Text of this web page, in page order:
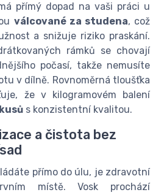
přímý dopad na vaši práci u
válcované za studena, což
a snižuje riziko praskání.
rámků se chovají
počasí, takže nemusíte
v dílně. Rovnoměrná tloušťka
že v kilogramovém balení
s konzistentní kvalitou.
a čistota bez
přímo do úlu, je zdravotní
místě. Vosk prochází